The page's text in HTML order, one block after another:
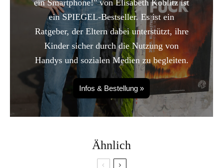
ein Smartphone!" von Elisabeth Koblitz ist
ein SPIEGEL-Bestseller. Es ist ein
Ratgeber, der Eltern dabei unterstützt, ihre
Kinder sicher durch die Nutzung von
Handys und sozialen Medien zu begleiten.
Infos & Bestellung »
Ähnlich